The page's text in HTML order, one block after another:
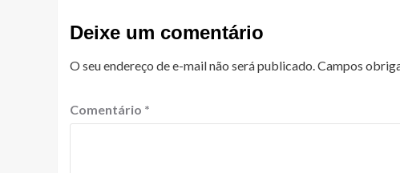
Deixe um comentário
O seu endereço de e-mail não será publicado. Campos
Comentário *